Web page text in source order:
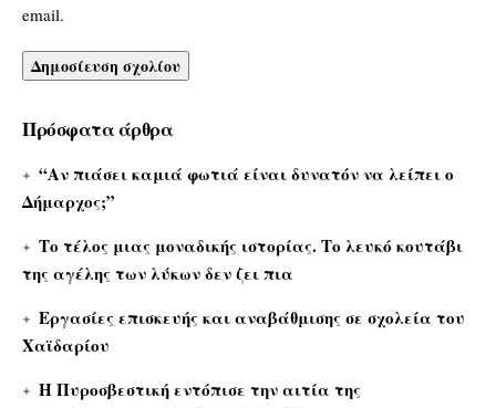
email.
Πρόσφατα άρθρα
“Αν πιάσει καμιά φωτιά είναι δυνατόν να λείπει ο
Δήμαρχος;”
Το τέλος μιας μοναδικής ιστορίας. Το λευκό κουτάβι
της αγέλης των λύκων δεν ζει πια
Εργασίες επισκευής και αναβάθμισης σε σχολεία του
Χαϊδαρίου
Η Πυροσβεστική εντόπισε την αιτία της